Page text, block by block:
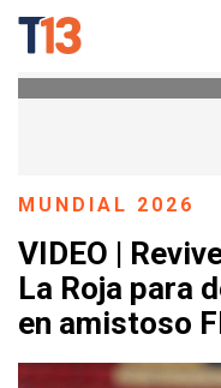
MUNDIAL 2026
VIDEO |
La Roja para
en amistoso